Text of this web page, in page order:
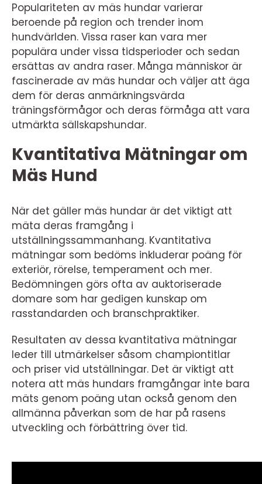
Populariteten av mäs hundar varierar
beroende på region och trender inom
hundvärlden. Vissa raser kan vara mer
populära under vissa tidsperioder och sedan
ersättas av andra raser. Många människor är
fascinerade av mäs hundar och väljer att äga
dem för deras anmärkningsvärda
träningsförmågor och deras förmåga att vara
utmärkta sällskapshundar.
Kvantitativa Mätningar om
Mäs Hund
När det gäller mäs hundar är det viktigt att
mäta deras framgång i
utställningssammanhang. Kvantitativa
mätningar som bedöms inkluderar poäng för
exteriör, rörelse, temperament och mer.
Bedömningen görs ofta av auktoriserade
domare som har gedigen kunskap om
rasstandarden och branschpraktiker.
Resultaten av dessa kvantitativa mätningar
leder till utmärkelser såsom championtitlar
och priser vid utställningar. Det är viktigt att
notera att mäs hundars framgångar inte bara
mäts genom poäng utan också genom den
allmänna påverkan som de har på rasens
utveckling och förbättring över tid.